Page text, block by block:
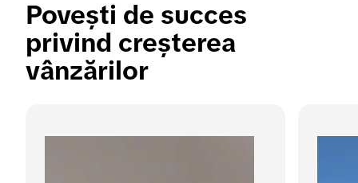
Povești de succes
privind creșterea
vânzărilor